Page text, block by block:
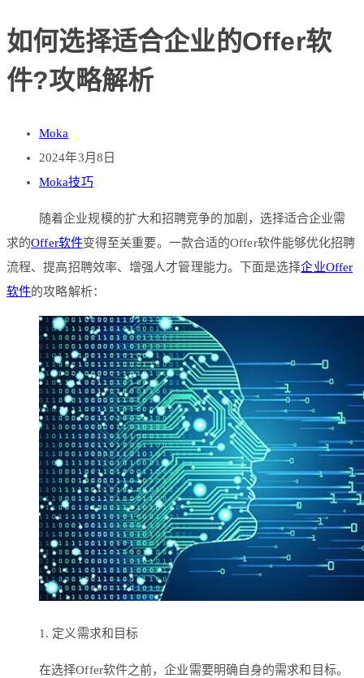
如何选择适合企业的Offer软
件?攻略解析
Moka
2024年3月8日
Moka技巧
随着企业规模的扩大和招聘竞争的加剧，选择适合企业需
求的Offer软件变得至关重要。一款合适的Offer软件能够优化招聘
流程、提高招聘效率、增强人才管理能力。下面是选择企业Offer
软件的攻略解析：
1. 定义需求和目标
在选择Offer软件之前，企业需要明确自身的需求和目标。